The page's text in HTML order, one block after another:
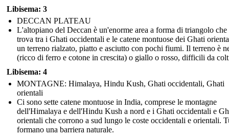
Libisema: 3
DECCAN PLATEAU
L'altopiano del Deccan è un'enorme area a forma di triangolo che
trova tra i Ghati occidentali e le catene montuose dei Ghati
un terreno rialzato, piatto e asciutto con pochi fiumi. Il terreno è
(ricco di ferro e cotone in crescita) o giallo o rosso, difficili da
Libisema: 4
MONTAGNE: Himalaya, Hindu Kush, Ghati occidentali, Ghati
orientali
Ci sono sette catene montuose in India, comprese le montagne
dell'Himalaya e dell'Hindu Kush a nord e i Ghati occidentali e
orientali che corrono a sud lungo le coste occidentali e orientali.
formano una barriera naturale.